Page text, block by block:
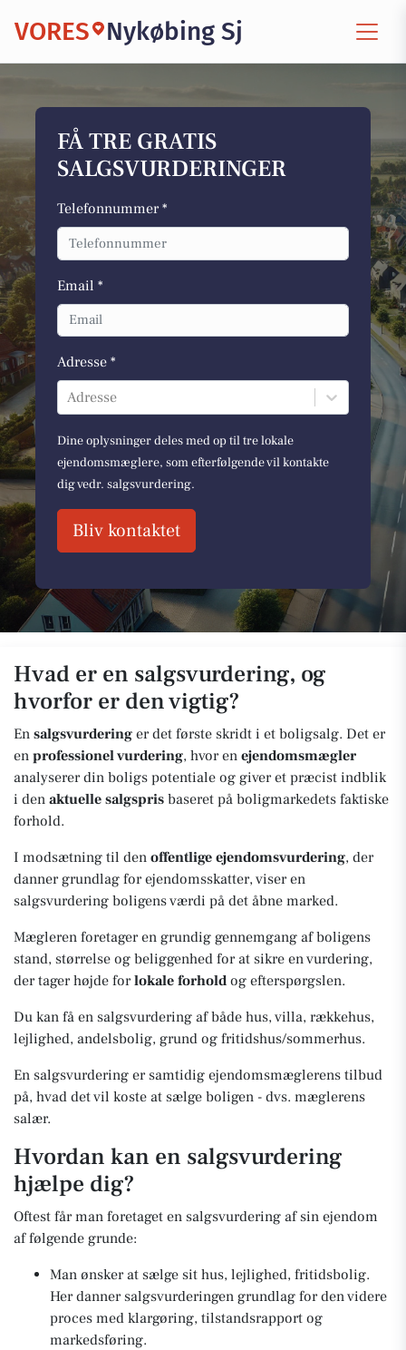
VORES Nykøbing Sj
FÅ TRE GRATIS
SALGSVURDERINGER
Telefonnummer *
Email *
Adresse *
Adresse
Dine oplysninger deles med op til tre lokale
ejendomsmæglere, som efterfølgende vil kontakte
dig vedr. salgsvurdering.
Bliv kontaktet
Hvad er en salgsvurdering, og
hvorfor er den vigtig?
En salgsvurdering er det første skridt i et boligsalg. Det er
en professionel vurdering, hvor en ejendomsmægler
analyserer din boligs potentiale og giver et præcist indblik
i den aktuelle salgspris baseret på boligmarkedets faktiske
forhold.
I modsætning til den offentlige ejendomsvurdering, der
danner grundlag for ejendomsskatter, viser en
salgsvurdering boligens værdi på det åbne marked.
Mægleren foretager en grundig gennemgang af boligens
stand, størrelse og beliggenhed for at sikre en vurdering,
der tager højde forlokale forhold og efterspørgslen.
Du kan få en salgsvurdering af både hus, villa, rækkehus,
lejlighed, andelsbolig, grund og fritidshus/sommerhus.
En salgsvurdering er samtidig ejendomsmæglerens tilbud
på, hvad det vil koste at sælge boligen - dvs. mæglerens
salær.
Hvordan kan en salgsvurdering
hjælpe dig?
Oftest får man foretaget en salgsvurdering af sin ejendom
af følgende grunde:
Man ønsker at sælge sit hus, lejlighed, fritidsbolig.
Her danner salgsvurderingen grundlag for den videre
proces med klargøring, tilstandsrapport og
markedsføring.